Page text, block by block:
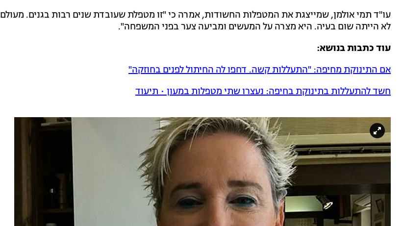
עו"ד תמי אולמן, שמייצגת את המטפלות החשודות, אמרה כי "זו מטפלת שעובדת שנים רבות בגנים. מעולם
לא הייתה שום בעיה. היא מצרה על המעשים ומביעה צער בפני המשפחה".
עוד כתבות בנושא:
אם התינוקת מחיפה: "התעללות קשה. דחפו לה החיתול לפנים בחוזקה"
חשד להתעללות בתינוקת בחיפה: נעצרו שתי מטפלות במעון • תיעוד